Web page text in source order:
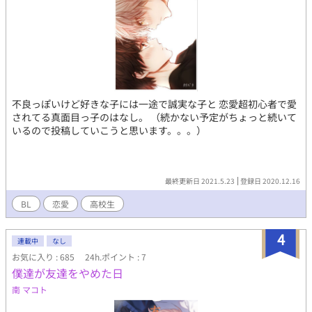
不良っぽいけど好きな子には一途で誠実な子と 恋愛超初心者で愛
されてる真面目っ子のはなし。 （続かない予定がちょっと続いて
いるので投稿していこうと思います。。。）
最終更新日 2021.5.23 登録日 2020.12.16
BL 恋愛 高校生
4
連載中 なし
お気に入り : 685 24h.ポイント : 7
僕達が友達をやめた日
南 マコト